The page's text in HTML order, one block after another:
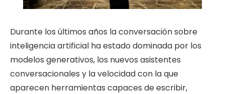
Durante los últimos años la conversación sobre
inteligencia artificial ha estado dominada por los
modelos generativos, los nuevos asistentes
conversacionales y la velocidad con la que
aparecen herramientas capaces de escribir,